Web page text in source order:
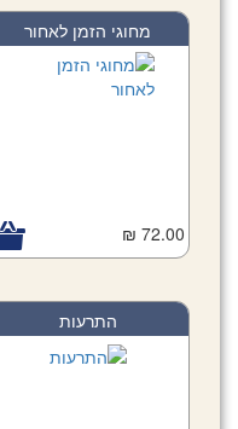
מחוגי הזמן לאחור
72.00 ₪
התרעות